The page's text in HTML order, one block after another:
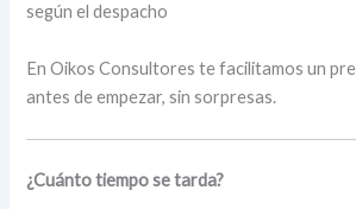
según el despacho
En Oikos Consultores te facilitamos un
antes de empezar, sin sorpresas.
¿Cuánto tiempo se tarda?